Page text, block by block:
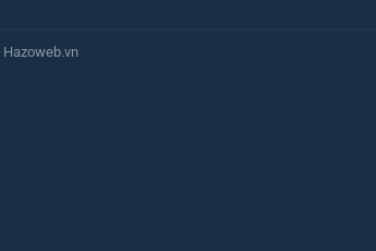
Hazoweb.vn